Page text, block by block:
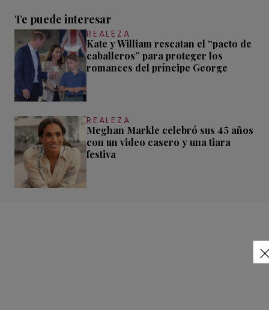
Te puede interesar
REALEZA
Kate y William rescatan el “pacto de
caballeros” para proteger los
romances del príncipe George
REALEZA
Meghan Markle celebró sus 45 años
con un video casero y una tiara
festiva